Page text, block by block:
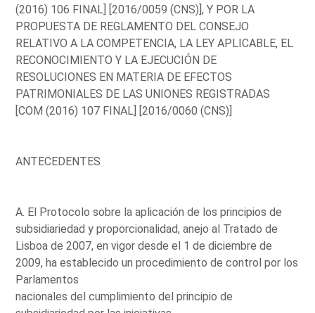
(2016) 106 FINAL] [2016/0059 (CNS)], Y POR LA
PROPUESTA DE REGLAMENTO DEL CONSEJO
RELATIVO A LA COMPETENCIA, LA LEY APLICABLE, EL
RECONOCIMIENTO Y LA EJECUCIÓN DE
RESOLUCIONES EN MATERIA DE EFECTOS
PATRIMONIALES DE LAS UNIONES REGISTRADAS
[COM (2016) 107 FINAL] [2016/0060 (CNS)]
ANTECEDENTES
A. El Protocolo sobre la aplicación de los principios de
subsidiariedad y proporcionalidad, anejo al Tratado de
Lisboa de 2007, en vigor desde el 1 de diciembre de
2009, ha establecido un procedimiento de control por los
Parlamentos
nacionales del cumplimiento del principio de